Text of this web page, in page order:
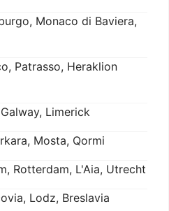
Monaco di Baviera,
Patrasso, Heraklion
Limerick
Mosta, Qormi
Rotterdam, L'Aia, Utrecht
Lodz, Breslavia